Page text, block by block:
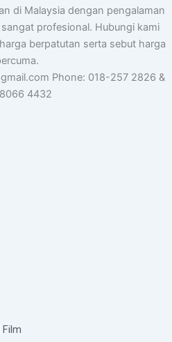
di Malaysia dengan pengalaman
profesional. Hubungi kami
berpatutan serta sebut harga
Phone: 018-257 2826 &
4432